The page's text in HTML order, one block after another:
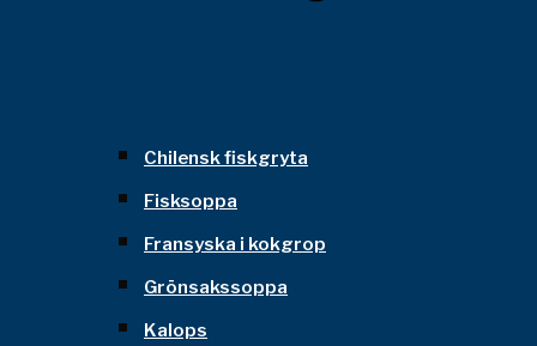
Chilensk fiskgryta
Fisksoppa
Fransyska i kokgrop
Grönsakssoppa
Kalops